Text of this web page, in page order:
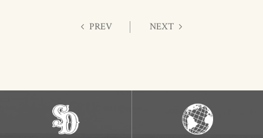
PREV NEXT